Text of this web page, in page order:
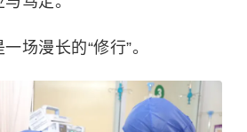
场漫长的“修行”。